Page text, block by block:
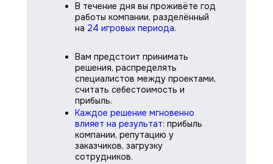
Вам предстоит принимать
решения, распределять
специалистов между проектами,
считать себестоимость и
прибыль.
В течение дня вы проживёте год
работы компании, разделённый
на 24 игровых периода.
Каждое решение мгновенно
влияет на результат: прибыль
компании, репутацию у
заказчиков, загрузку
сотрудников.